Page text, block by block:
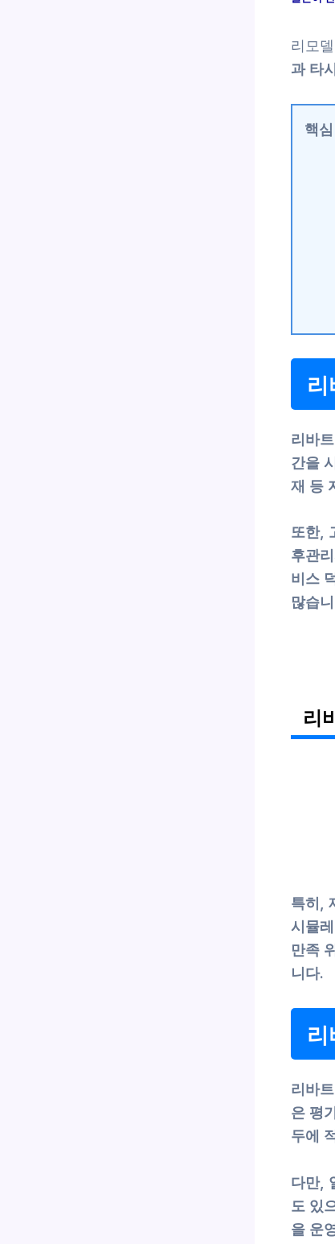
리모
과 타
핵
리
리바
간을
재 등
또한,
후관
비스
많습
리
특히,
시뮬
만족
니다.
리
리바
은 평
두에
다만,
도 있
을 운